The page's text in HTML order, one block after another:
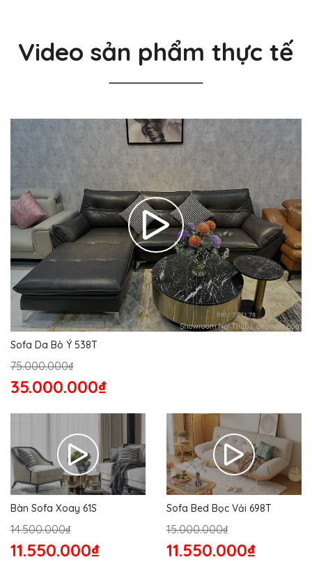
Video sản phẩm thực tế
Sofa Da Bò Ý 538T
75.000.000₫
35.000.000₫
Bàn Sofa Xoay 61S
14.500.000₫
11.550.000₫
Sofa Bed Bọc Vải 698T
15.000.000₫
11.550.000₫